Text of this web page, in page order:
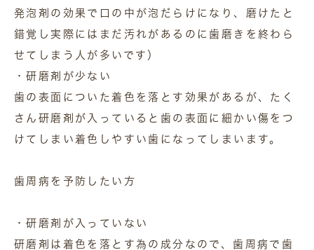
発泡剤の効果で口の中が泡だらけになり、磨けたと
錯覚し実際にはまだ汚れがあるのに歯磨きを終わら
せてしまう人が多いです）
・研磨剤が少ない
歯の表面についた着色を落とす効果があるが、たく
さん研磨剤が入っていると歯の表面に細かい傷をつ
けてしまい着色しやすい歯になってしまいます。
歯周病を予防したい方
・研磨剤が入っていない
研磨剤は着色を落とす為の成分なので、歯周病で歯